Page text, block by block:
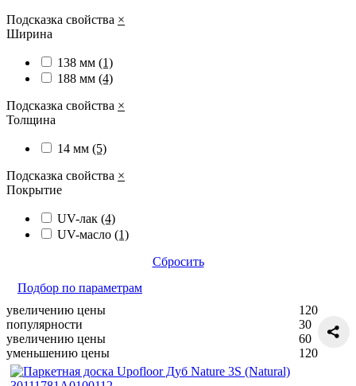
Подсказка свойства ×
Ширина
138 мм (1)
188 мм (4)
Подсказка свойства ×
Толщина
14 мм (5)
Подсказка свойства ×
Покрытие
UV-лак (4)
UV-масло (1)
Сбросить
Подбор по параметрам
увеличению цены
популярности
увеличению цены
уменьшению цены
120
30
60
120